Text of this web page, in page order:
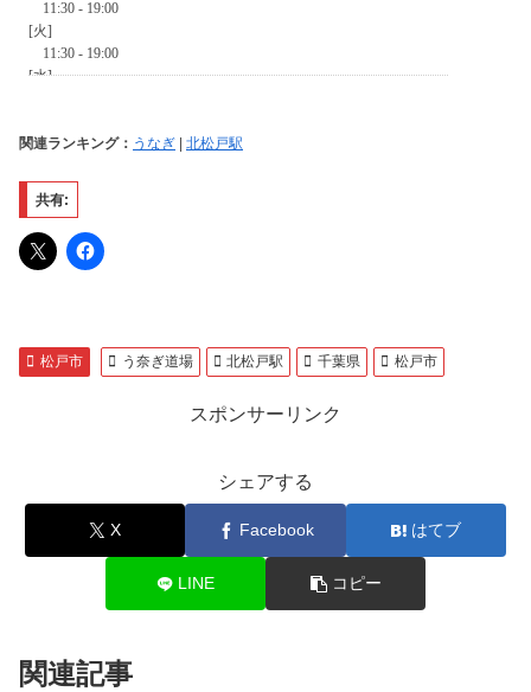
関連ランキング： うなぎ | 北松戸駅
共有:
松戸市 う奈ぎ道場 北松戸駅 千葉県 松戸市
スポンサーリンク
シェアする
X Facebook はてブ
LINE コピー
関連記事